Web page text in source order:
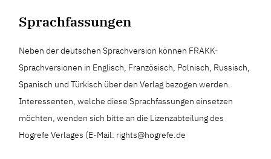
Sprachfassungen
Neben der deutschen Sprachversion können FRAKK-
Sprachversionen in Englisch, Französisch, Polnisch, Russisch,
Spanisch und Türkisch über den Verlag bezogen werden.
Interessenten, welche diese Sprachfassungen einsetzen
möchten, wenden sich bitte an die Lizenzabteilung des
Hogrefe Verlages (E-Mail: rights@hogrefe.de